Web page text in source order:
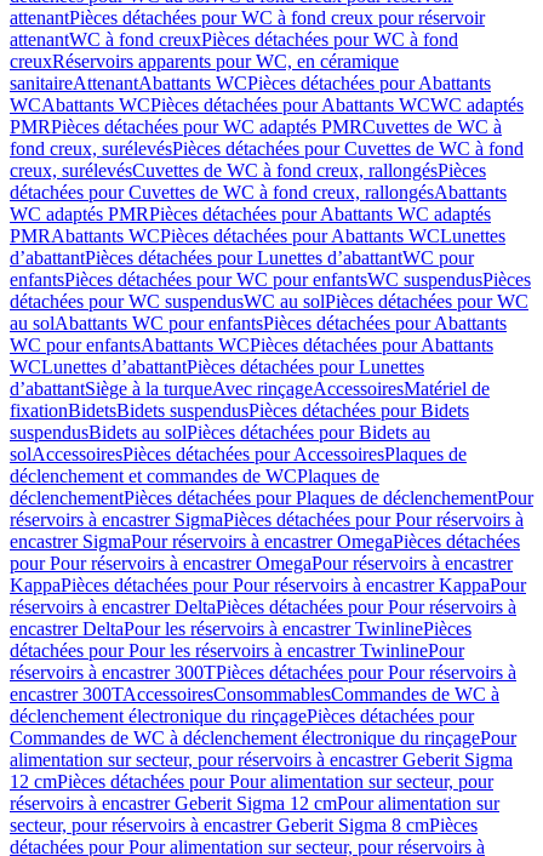
attenantPièces détachées pour WC à fond creux pour réservoir
attenantWC à fond creuxPièces détachées pour WC à fond
creuxRéservoirs apparents pour WC, en céramique
sanitaireAttenantAbattants WCPièces détachées pour Abattants
WCAbattants WCPièces détachées pour Abattants WCWC adaptés
PMRPièces détachées pour WC adaptés PMRCuvettes de WC à
fond creux, surélevésPièces détachées pour Cuvettes de WC à fond
creux, surélevésCuvettes de WC à fond creux, rallongésPièces
détachées pour Cuvettes de WC à fond creux, rallongésAbattants
WC adaptés PMRPièces détachées pour Abattants WC adaptés
PMRAbattants WCPièces détachées pour Abattants WCLunettes
d’abattantPièces détachées pour Lunettes d’abattantWC pour
enfantsPièces détachées pour WC pour enfantsWC suspendusPièces
détachées pour WC suspendusWC au solPièces détachées pour WC
au solAbattants WC pour enfantsPièces détachées pour Abattants
WC pour enfantsAbattants WCPièces détachées pour Abattants
WCLunettes d’abattantPièces détachées pour Lunettes
d’abattantSiège à la turqueAvec rinçageAccessoiresMatériel de
fixationBidetsBidets suspendusPièces détachées pour Bidets
suspendusBidets au solPièces détachées pour Bidets au
solAccessoiresPièces détachées pour AccessoiresPlaques de
déclenchement et commandes de WCPlaques de
déclenchementPièces détachées pour Plaques de déclenchementPour
réservoirs à encastrer SigmaPièces détachées pour Pour réservoirs à
encastrer SigmaPour réservoirs à encastrer OmegaPièces détachées
pour Pour réservoirs à encastrer OmegaPour réservoirs à encastrer
KappaPièces détachées pour Pour réservoirs à encastrer KappaPour
réservoirs à encastrer DeltaPièces détachées pour Pour réservoirs à
encastrer DeltaPour les réservoirs à encastrer TwinlinePièces
détachées pour Pour les réservoirs à encastrer TwinlinePour
réservoirs à encastrer 300TPièces détachées pour Pour réservoirs à
encastrer 300TAccessoiresConsommablesCommandes de WC à
déclenchement électronique du rinçagePièces détachées pour
Commandes de WC à déclenchement électronique du rinçagePour
alimentation sur secteur, pour réservoirs à encastrer Geberit Sigma
12 cmPièces détachées pour Pour alimentation sur secteur, pour
réservoirs à encastrer Geberit Sigma 12 cmPour alimentation sur
secteur, pour réservoirs à encastrer Geberit Sigma 8 cmPièces
détachées pour Pour alimentation sur secteur, pour réservoirs à